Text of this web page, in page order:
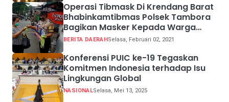
Operasi Tibmask Di Krendang Barat
Bhabinkamtibmas Polsek Tambora
Bagikan Masker Kepada Warga
Pelanggar Prokes
BERITA DAERAHSelasa, Februari 02, 2021
Konferensi PUIC ke-19 Tegaskan
Komitmen Indonesia terhadap Isu
Lingkungan Global
NASIONALSelasa, Mei 13, 2025